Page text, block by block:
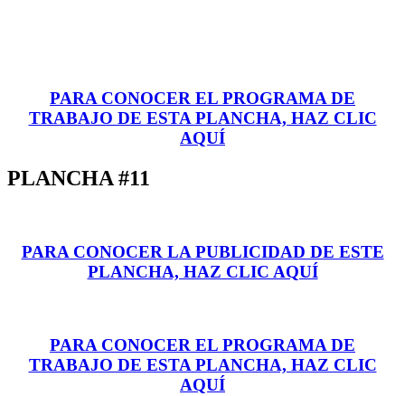
PARA CONOCER EL PROGRAMA DE
TRABAJO DE ESTA PLANCHA, HAZ CLIC
AQUÍ
PLANCHA #11
PARA CONOCER LA PUBLICIDAD DE ESTE
PLANCHA, HAZ CLIC AQUÍ
PARA CONOCER EL PROGRAMA DE
TRABAJO DE ESTA PLANCHA, HAZ CLIC
AQUÍ